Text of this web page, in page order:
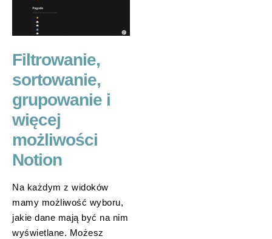
Filtrowanie,
sortowanie,
grupowanie i
więcej
możliwości
Notion
Na każdym z widoków
mamy możliwość wyboru,
jakie dane mają być na nim
wyświetlane. Możesz